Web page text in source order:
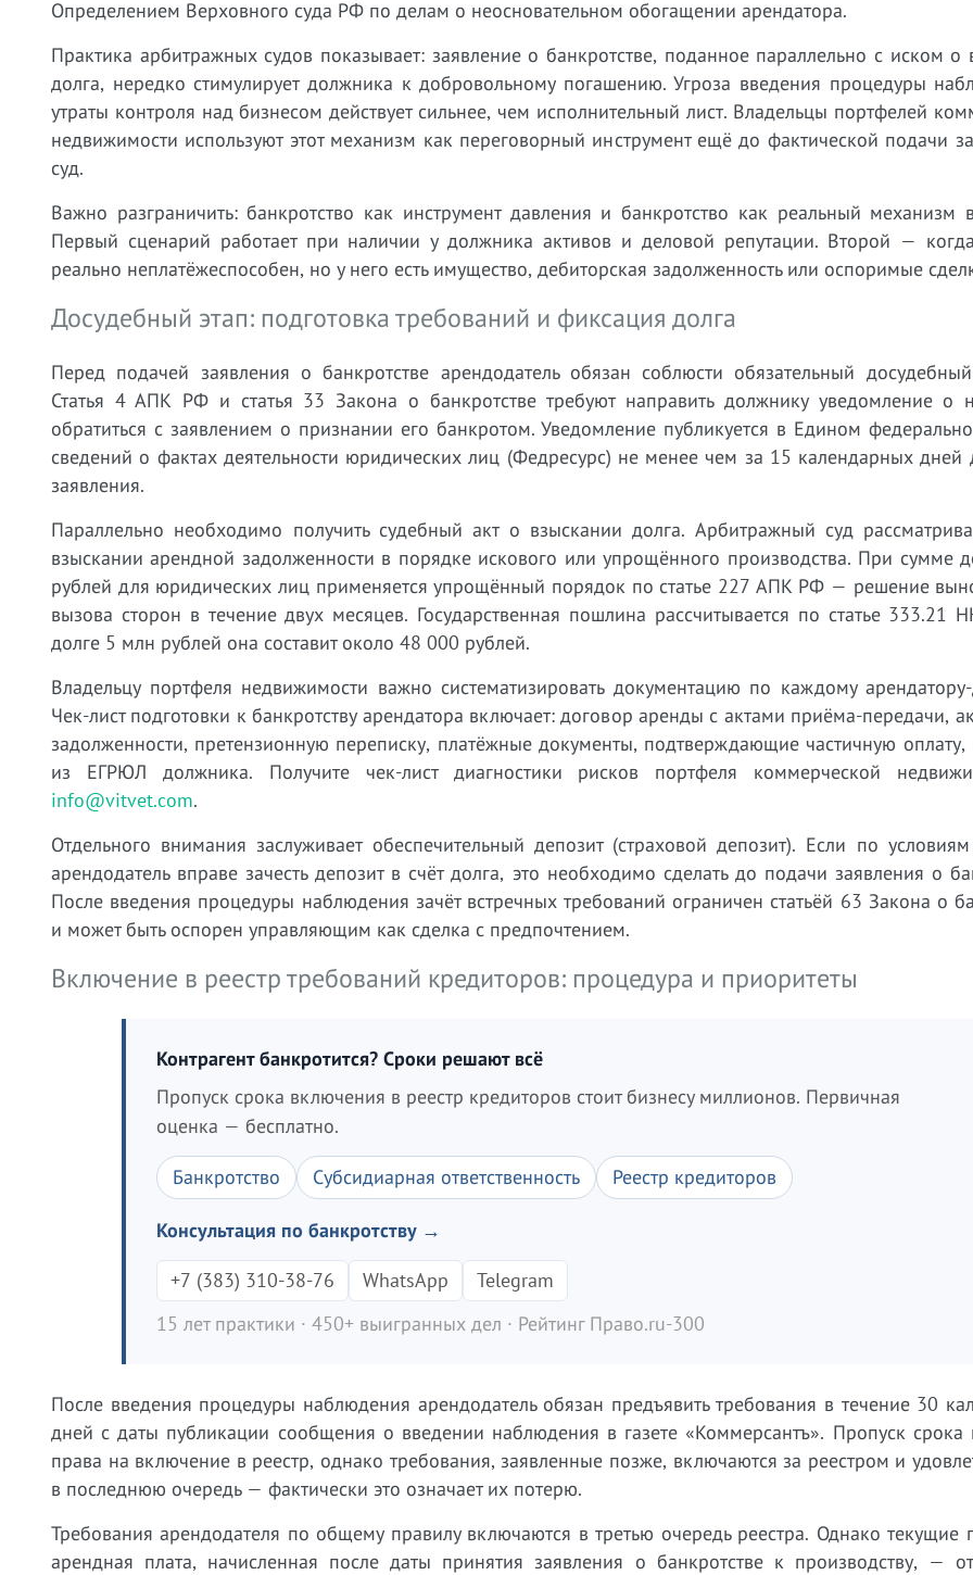
Определением Верховного суда РФ по делам о неосновательном обогащении арендатора.
Практика арбитражных судов показывает: заявление о банкротстве, поданное параллельно с иском о
долга, нередко стимулирует должника к добровольному погашению. Угроза введения процедуры
утраты контроля над бизнесом действует сильнее, чем исполнительный лист. Владельцы портфелей
недвижимости используют этот механизм как переговорный инструмент ещё до фактической подачи
суд.
Важно разграничить: банкротство как инструмент давления и банкротство как реальный механизм
Первый сценарий работает при наличии у должника активов и деловой репутации. Второй —
реально неплатёжеспособен, но у него есть имущество, дебиторская задолженность или оспоримые
Досудебный этап: подготовка требований и фиксация долга
Перед подачей заявления о банкротстве арендодатель обязан соблюсти обязательный
Статья 4 АПК РФ и статья 33 Закона о банкротстве требуют направить должнику уведомление о
обратиться с заявлением о признании его банкротом. Уведомление публикуется в Едином
сведений о фактах деятельности юридических лиц (Федресурс) не менее чем за 15 календарных дней
заявления.
Параллельно необходимо получить судебный акт о взыскании долга. Арбитражный суд
взыскании арендной задолженности в порядке искового или упрощённого производства. При сумме
рублей для юридических лиц применяется упрощённый порядок по статье 227 АПК РФ — решение
вызова сторон в течение двух месяцев. Государственная пошлина рассчитывается по статье 333.21
долге 5 млн рублей она составит около 48 000 рублей.
Владельцу портфеля недвижимости важно систематизировать документацию по каждому
Чек-лист подготовки к банкротству арендатора включает: договор аренды с актами приёма-передачи,
задолженности, претензионную переписку, платёжные документы, подтверждающие частичную
из ЕГРЮЛ должника. Получите чек-лист диагностики рисков портфеля коммерческой
info@vitvet.com.
Отдельного внимания заслуживает обеспечительный депозит (страховой депозит). Если по
арендодатель вправе зачесть депозит в счёт долга, это необходимо сделать до подачи заявления о
После введения процедуры наблюдения зачёт встречных требований ограничен статьёй 63 Закона о
и может быть оспорен управляющим как сделка с предпочтением.
Включение в реестр требований кредиторов: процедура и приоритеты
Контрагент банкротится? Сроки решают всё
Пропуск срока включения в реестр кредиторов стоит бизнесу миллионов. Первичная
оценка — бесплатно.
Банкротство Субсидиарная ответственность Реестр кредиторов
Консультация по банкротству →
+7 (383) 310-38-76
WhatsApp
Telegram
15 лет практики · 450+ выигранных дел · Рейтинг Право.ru-300
После введения процедуры наблюдения арендодатель обязан предъявить требования в течение 30
дней с даты публикации сообщения о введении наблюдения в газете «Коммерсантъ». Пропуск срока
права на включение в реестр, однако требования, заявленные позже, включаются за реестром и
в последнюю очередь — фактически это означает их потерю.
Требования арендодателя по общему правилу включаются в третью очередь реестра. Однако текущие
арендная плата, начисленная после даты принятия заявления о банкротстве к производству, —